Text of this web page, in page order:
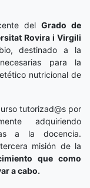
delGrado de
Rovira i Virgili
destinado a la
para la
nutricional de
tutorizad@s por
adquiriendo
a la docencia.
misión de la
que como
a cabo.